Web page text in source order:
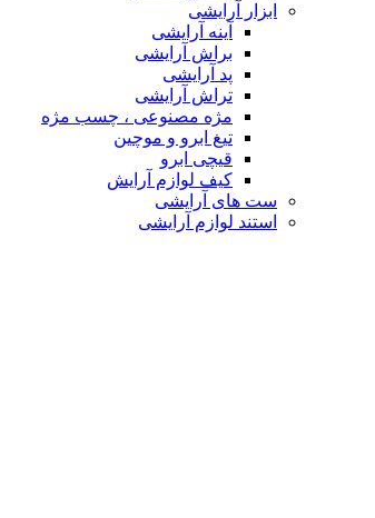
ابزار آرایشی
آینه آرایشی
براش آرایشی
پد آرایشی
تراش آرایشی
مژه مصنوعی ، چسب مژه
تیغ ابرو و موچین
قیچی ابرو
کیف لوازم آرایش
ست های آرایشی
استند لوازم آرایشی